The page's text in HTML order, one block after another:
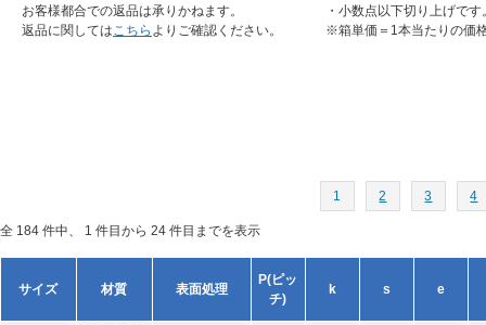
お客様都合での返品は承りかねます。
返品に関してはこちら よりご確認ください。
・小数点以下切り上げです
※箱単価＝1本当たりの価
1 2 3 4
全 184 件中、 1 件目から 24 件目までを表示
サイズ 材質 表面処理
P(ピッ
チ)
k s e